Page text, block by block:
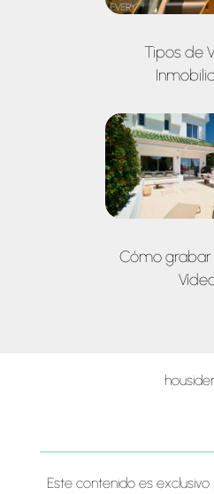
Tipos de
Cómo grabar
Este contenido es